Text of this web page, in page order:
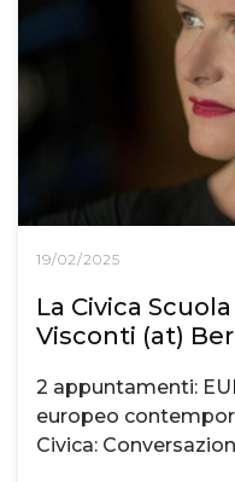
19/02/2025
La Civica
Visconti (at)
2 appuntamenti:
europeo
Civica: